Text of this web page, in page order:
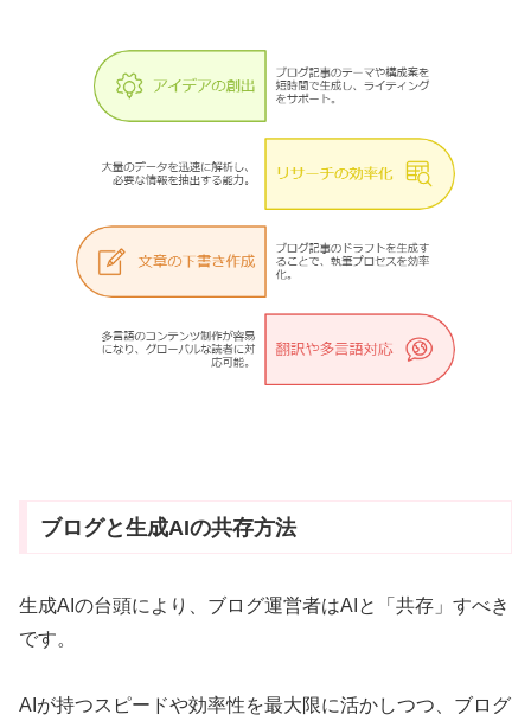
ブログと生成AIの共存方法
生成AIの台頭により、ブログ運営者はAIと「共存」すべき
です。
AIが持つスピードや効率性を最大限に活かしつつ、ブログ